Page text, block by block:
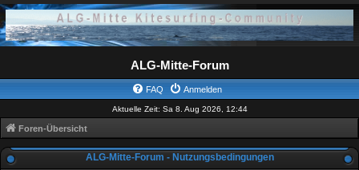
ALG-Mitte-Forum
FAQ Anmelden
Aktuelle Zeit: Sa 8. Aug 2026, 12:44
Foren-Übersicht
ALG-Mitte-Forum - Nutzungsbedingungen